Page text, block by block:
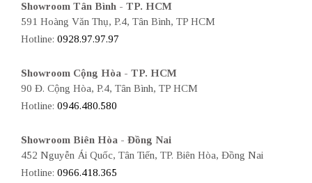
Showroom Tân Bình - TP. HCM
591 Hoàng Văn Thụ, P.4, Tân Bình, TP HCM
Hotline: 0928.97.97.97
Showroom Cộng Hòa - TP. HCM
90 Đ. Cộng Hòa, P.4, Tân Bình, TP HCM
Hotline: 0946.480.580
Showroom Biên Hòa - Đồng Nai
452 Nguyễn Ái Quốc, Tân Tiến, TP. Biên Hòa, Đồng Nai
Hotline: 0966.418.365